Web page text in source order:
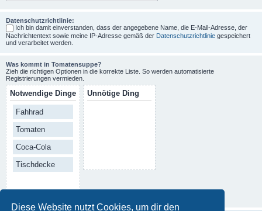
Diese Website nutzt Cookies, um dir den
Datenschutzrichtlinie:
Ich bin damit einverstanden, dass der angegebene Name, die E-Mail-Adresse, der
Nachrichtentext sowie meine IP-Adresse gemäß der Datenschutzrichtlinie gespeichert
und verarbeitet werden.
Was kommt in Tomatensuppe?
Zieh die richtigen Optionen in die korrekte Liste. So werden automatisierte
Registrierungen vermieden.
Notwendige Dinge
Fahhrad
Tomaten
Coca-Cola
Tischdecke
Unnötige Ding